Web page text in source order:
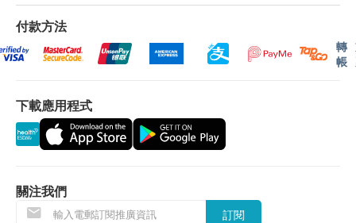
付款方法
轉
帳
下載應用程式
關注我們
訂閱